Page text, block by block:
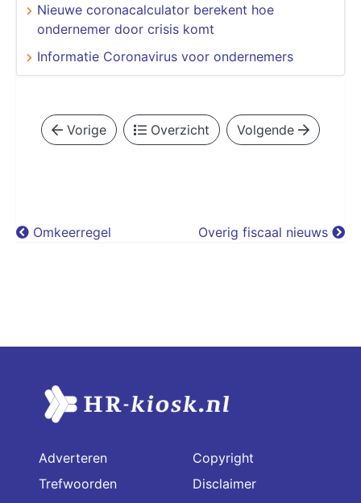
Nieuwe coronacalculator berekent hoe
ondernemer door crisis komt
Informatie Coronavirus voor ondernemers
Vorige Overzicht Volgende
Omkeerregel Overig fiscaal nieuws
Adverteren
Trefwoorden
Copyright
Disclaimer